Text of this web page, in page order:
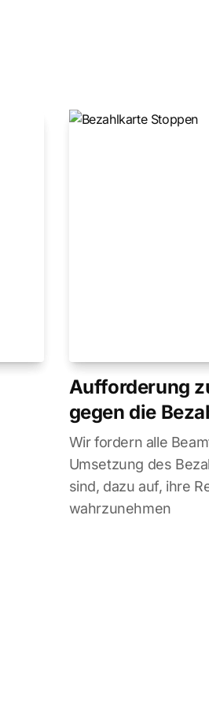
Aufforderung
gegen die
Wir fordern alle
Umsetzung des
sind, dazu auf, ihre
wahrzunehmen